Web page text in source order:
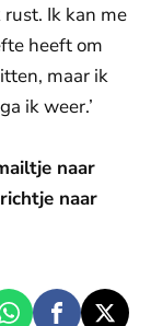
Ik kan me
heeft om
maar ik
ik weer.’
naar
naar